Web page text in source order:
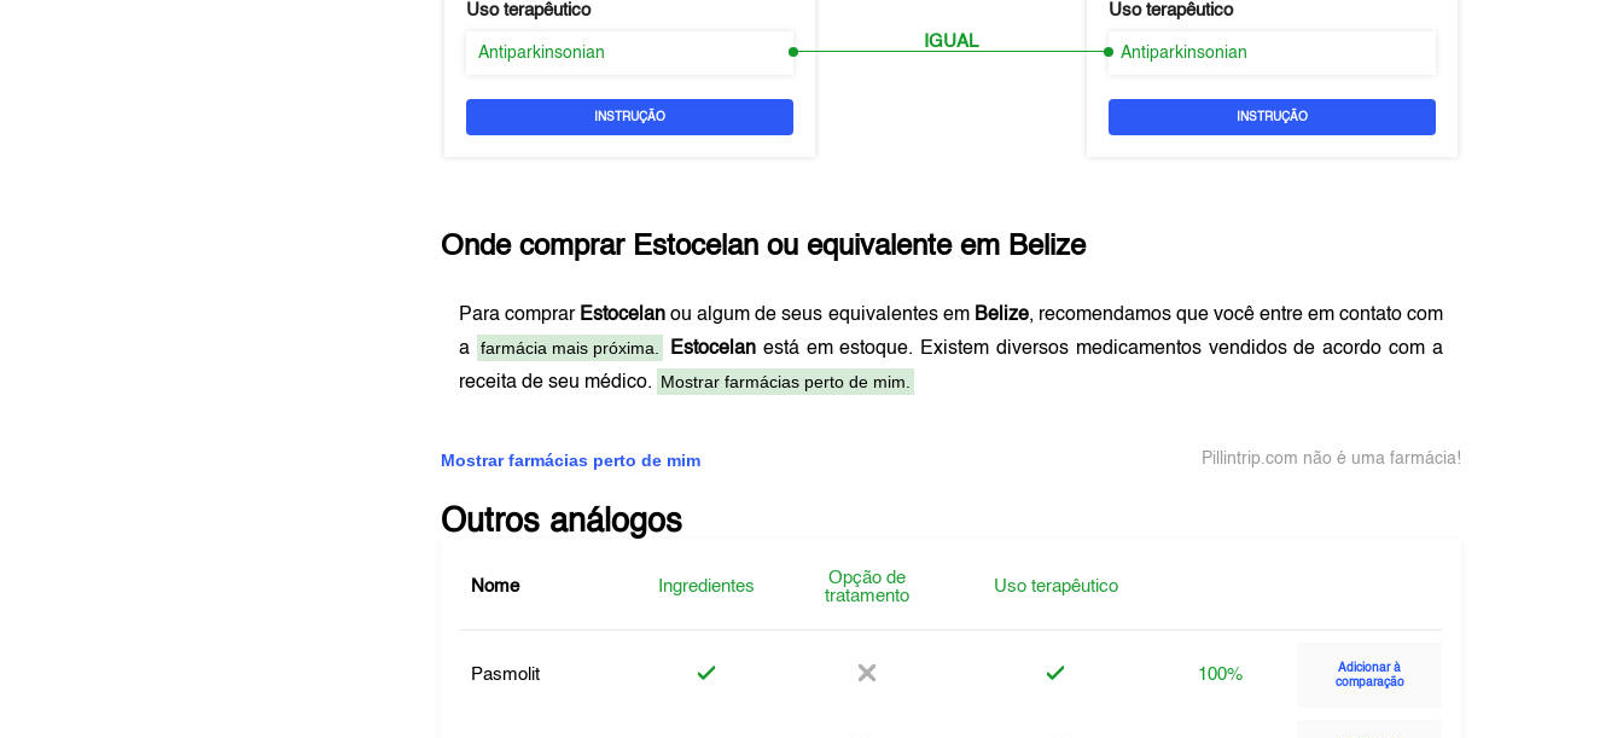
Uso terapêutico
Antiparkinsonian
INSTRUÇÃO
IGUAL
Uso terapêutico
Antiparkinsonian
INSTRUÇÃO
Onde comprar Estocelan ou equivalente em Belize
Para comprar Estocelan ou algum de seus equivalentes em Belize, recomendamos que você entre em contato com
a farmácia mais próxima. Estocelanestá em estoque. Existem diversos medicamentos vendidos de acordo com a
receita de seu médico. Mostrar farmácias perto de mim.
Mostrar farmácias perto de mim Pillintrip.com não é uma farmácia!
Outros análogos
Nome Ingredientes
Opção de
tratamento
Uso terapêutico
Pasmolit 100%
Adicionar à
comparação